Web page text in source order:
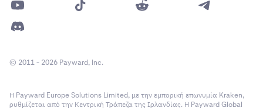
© 2011 - 2026 Payward, Inc.
Η Payward Europe Solutions Limited, με την εμπορική επωνυμία Kraken,
ρυθμίζεται από την Κεντρική Τράπεζα της Ιρλανδίας. Η Payward Global